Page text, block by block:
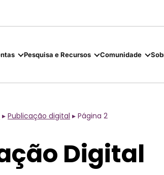
Pesquisa e Recursos Comunidade
▸ Publicação digital ▸ Página 2
Digital